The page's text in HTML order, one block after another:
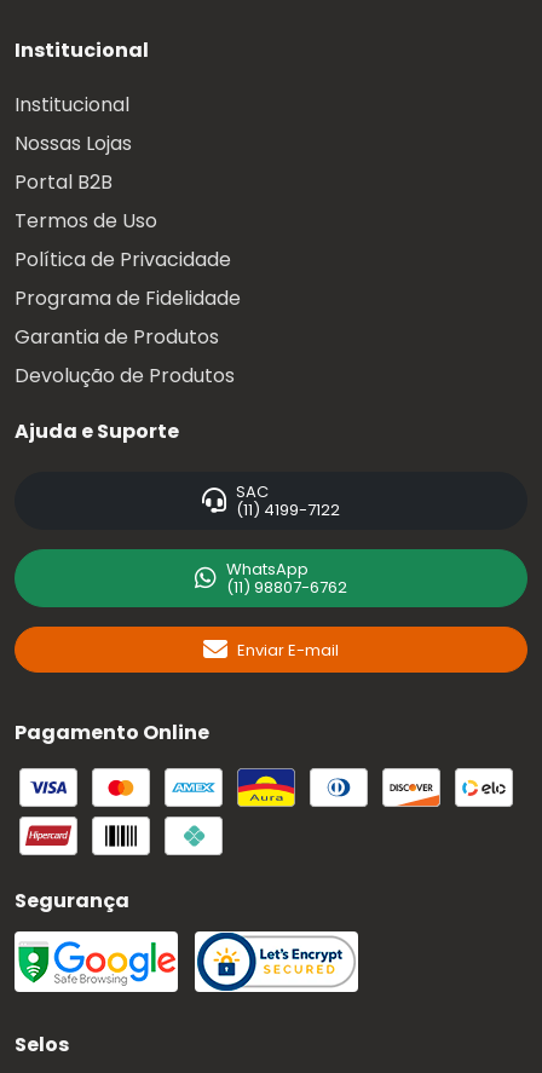
Institucional
Institucional
Nossas Lojas
Portal B2B
Termos de Uso
Política de Privacidade
Programa de Fidelidade
Garantia de Produtos
Devolução de Produtos
Ajuda e Suporte
SAC
(11) 4199-7122
WhatsApp
(11) 98807-6762
Enviar E-mail
Pagamento Online
Segurança
Selos